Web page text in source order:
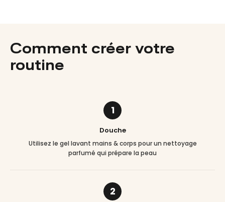
Comment créer votre
routine
1
Douche
Utilisez le gel lavant mains & corps pour un nettoyage
parfumé qui prépare la peau
2